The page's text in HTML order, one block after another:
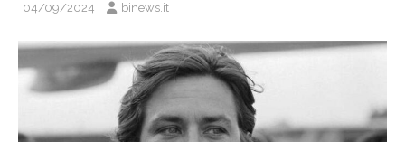
04/09/2024 binews.it